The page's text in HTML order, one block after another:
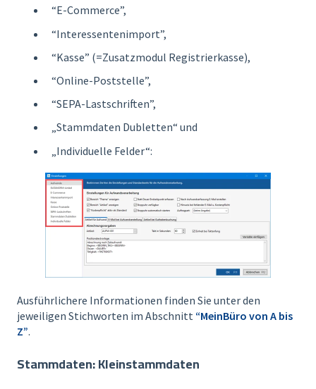
“E-Commerce”,
“Interessentenimport”,
“Kasse” (=Zusatzmodul Registrierkasse),
“Online-Poststelle”,
“SEPA-Lastschriften”,
„Stammdaten Dubletten“ und
„Individuelle Felder“:
Ausführlichere Informationen finden Sie unter den
jeweiligen Stichworten im Abschnitt “MeinBüro von A bis
Z”.
Stammdaten: Kleinstammdaten